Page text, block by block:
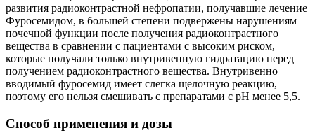
развития радиоконтрастной нефропатии, получавшие лечение
Фуросемидом, в большей степени подвержены нарушениям
почечной функции после получения радиоконтрастного
вещества в сравнении с пациентами с высоким риском,
которые получали только внутривенную гидратацию перед
получением радиоконтрастного вещества. Внутривенно
вводимый фуросемид имеет слегка щелочную реакцию,
поэтому его нельзя смешивать с препаратами с рН менее 5,5.
Способ применения и дозы